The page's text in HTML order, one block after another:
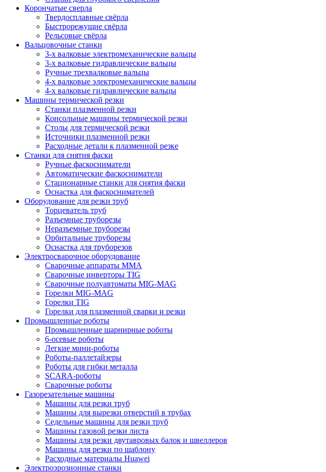
Корончатые сверла
Твердосплавные свёрла
Быстрорежущие свёрла
Рельсовые свёрла
Вальцовочные станки
3-х валковые электромеханические вальцы
3-х валковые гидравлические вальцы
Ручные трехвалковые вальцы
4-х валковые электромеханические вальцы
4-х валковые гидравлические вальцы
Машины термической резки
Станки плазменной резки
Консольные машины термической резки
Столы для термической резки
Источники плазменной резки
Расходные детали к плазменной резке
Станки для снятия фаски
Ручные фаскосниматели
Автоматические фаскосниматели
Стационарные станки для снятия фаски
Оснастка для фаскоснимателей
Оборудование для резки труб
Торцеватель труб
Разъемные труборезы
Неразъемные труборезы
Орбитальные труборезы
Оснастка для труборезов
Электросварочное оборудование
Сварочные аппараты MMA
Сварочные инверторы TIG
Сварочные полуавтоматы MIG-MAG
Горелки MIG-MAG
Горелки TIG
Горелки для плазменной сварки и резки
Промышленные роботы
Промышленные шарнирные роботы
6-осевые роботы
Легкие мини-роботы
Роботы-паллетайзеры
Роботы для гибки металла
SCARA-роботы
Сварочные роботы
Газорезательные машины
Машины для резки труб
Машины для вырезки отверстий в трубах
Седельные машины для резки труб
Машины газовой резки листа
Машины для резки двутавровых балок и швеллеров
Машины для резки по шаблону
Расходные материалы Huawei
Электроэрозионные станки